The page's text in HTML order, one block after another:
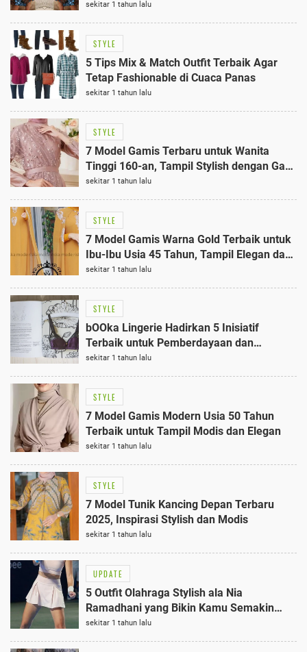
sekitar 1 tahun lalu
STYLE
5 Tips Mix & Match Outfit Terbaik Agar
Tetap Fashionable di Cuaca Panas
sekitar 1 tahun lalu
STYLE
7 Model Gamis Terbaru untuk Wanita
Tinggi 160-an, Tampil Stylish dengan Gaya
Urban
sekitar 1 tahun lalu
STYLE
7 Model Gamis Warna Gold Terbaik untuk
Ibu-Ibu Usia 45 Tahun, Tampil Elegan dan
Stylish
sekitar 1 tahun lalu
STYLE
bOOka Lingerie Hadirkan 5 Inisiatif
Terbaik untuk Pemberdayaan dan
Kenyamanan Perempuan
sekitar 1 tahun lalu
STYLE
7 Model Gamis Modern Usia 50 Tahun
Terbaik untuk Tampil Modis dan Elegan
sekitar 1 tahun lalu
STYLE
7 Model Tunik Kancing Depan Terbaru
2025, Inspirasi Stylish dan Modis
sekitar 1 tahun lalu
UPDATE
5 Outfit Olahraga Stylish ala Nia
Ramadhani yang Bikin Kamu Semakin
Bersemangat Bergerak
sekitar 1 tahun lalu